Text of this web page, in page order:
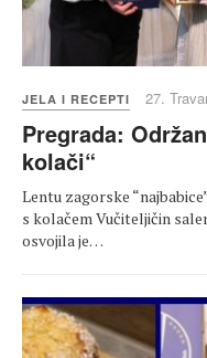
JELA I RECEPTI 27.
Pregrada:
kolači“
Lentu zagorske
s kolačem Vučiteljičin
osvojila je…